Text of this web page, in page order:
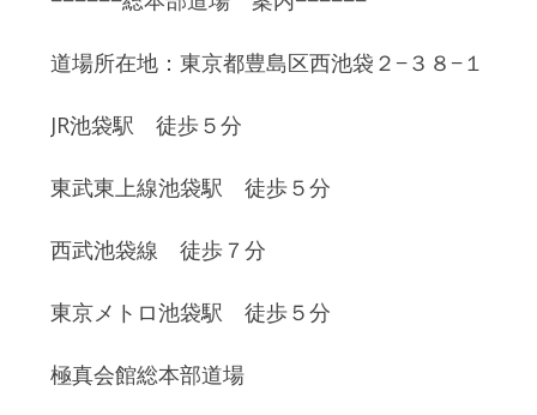
道場所在地：東京都豊島区西池袋２−３８−１
JR池袋駅 徒歩５分
東武東上線池袋駅 徒歩５分
西武池袋線 徒歩７分
東京メトロ池袋駅 徒歩５分
極真会館総本部道場